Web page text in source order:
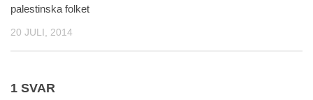
palestinska folket
20 JULI, 2014
1 SVAR